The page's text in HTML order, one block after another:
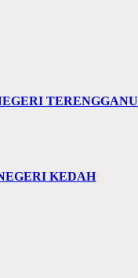
TERENGGANU
KEDAH